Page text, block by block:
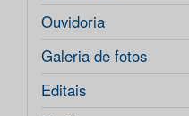
Ouvidoria
Galeria de fotos
Editais